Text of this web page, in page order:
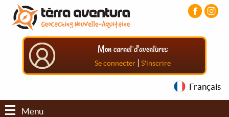
Aller
contenu
principal
Aller
menu
principal
Aller
pied
Mon carnet d'aventures
Se connecter | S'inscrire
Français
Menu